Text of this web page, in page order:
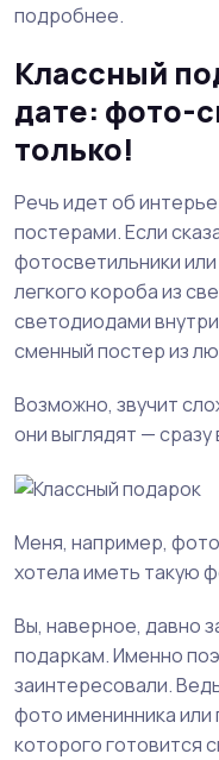
подробнее.
Классный
дате: фото-
только!
Речь идет об
постерами. Если
фотосветильники
легкого короба из
светодиодами
сменный постер из
Возможно, звучит
они выглядят —
Меня, например,
хотела иметь такую
Вы, наверное, давно
подаркам. Именно
заинтересовали.
фото именинника или
которого готовится